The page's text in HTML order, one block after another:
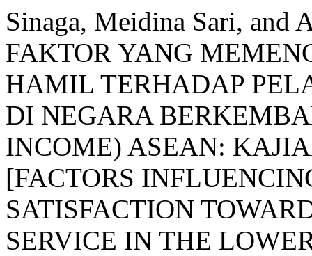
Sinaga, Meidina Sari, and
FAKTOR YANG
HAMIL TERHADAP
DI NEGARA
INCOME) ASEAN:
[FACTORS
SATISFACTION
SERVICE IN THE